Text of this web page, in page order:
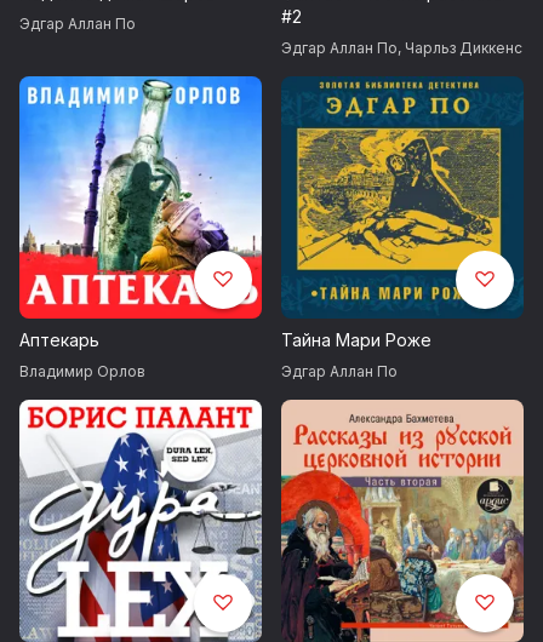
Эдгар Аллан По
#2
Эдгар Аллан По, Чарльз Диккенс
Аптекарь
Владимир Орлов
Тайна Мари Роже
Эдгар Аллан По